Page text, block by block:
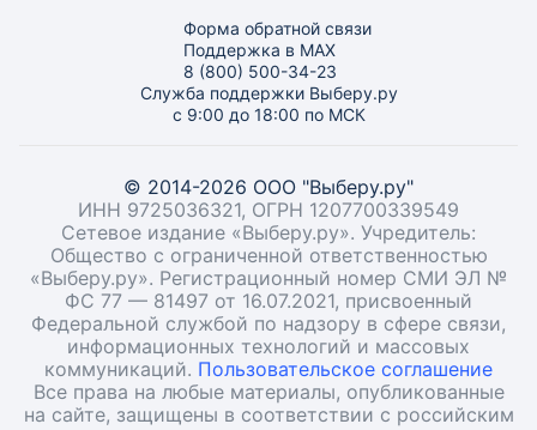
Форма обратной связи
Поддержка в MAX
8 (800) 500-34-23
Служба поддержки Выберу.ру
с 9:00 до 18:00 по МСК
© 2014-2026 ООО "Выберу.ру"
ИНН 9725036321, ОГРН 1207700339549
Сетевое издание «Выберу.ру». Учредитель:
Общество с ограниченной ответственностью
«Выберу.ру». Регистрационный номер СМИ ЭЛ №
ФС 77 — 81497 от 16.07.2021, присвоенный
Федеральной службой по надзору в сфере связи,
информационных технологий и массовых
коммуникаций. Пользовательское соглашение
Все права на любые материалы, опубликованные
на сайте, защищены в соответствии с российским